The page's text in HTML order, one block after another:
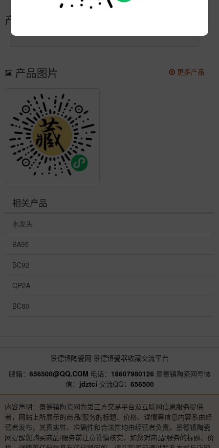
产品简介
更多产品
产品图片
相关产品
水龙头
BA95
BC92
QP2A
BC80
景德镇陶瓷网 景德镇瓷器收藏交流平台
邮箱： 656500@QQ.COM 电话： 18607980126 景德镇陶瓷网号微
信： jdztci 交流QQ： 656500
内容声明：景德镇陶瓷网为第三方交易平台及互联网信息服务提供
者，网站上所展示的商品/服务的标题、价格、详情等信息内容系由经
营者发布，其真实性、准确性和合法性均由经营者负责。景德镇陶瓷
网提醒您购买商品/服务前注意谨慎核实，如您对商品/服务的标题、价